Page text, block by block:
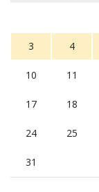
3 4
10 11
17 18
24 25
31